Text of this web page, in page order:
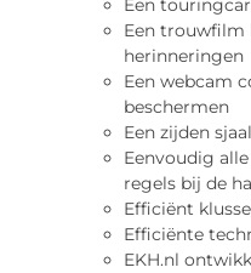
Een
Een trouwfilm
herinneringen
Een webcam
beschermen
Een zijden
Eenvoudig
regels bij de
Efficiënt
Efficiënte
EKH.nl